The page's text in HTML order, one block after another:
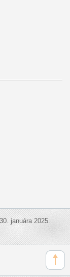
januára 2025.